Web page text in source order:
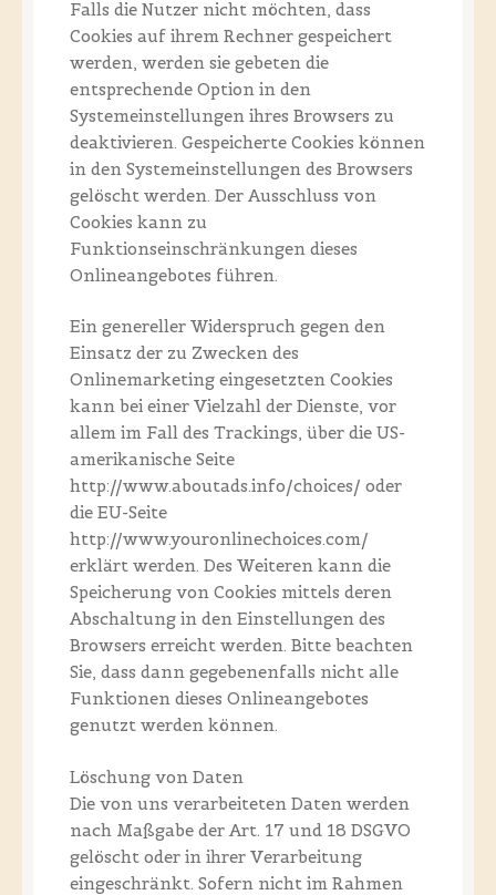
Falls die Nutzer nicht möchten, dass
Cookies auf ihrem Rechner gespeichert
werden, werden sie gebeten die
entsprechende Option in den
Systemeinstellungen ihres Browsers zu
deaktivieren. Gespeicherte Cookies können
in den Systemeinstellungen des Browsers
gelöscht werden. Der Ausschluss von
Cookies kann zu
Funktionseinschränkungen dieses
Onlineangebotes führen.
Ein genereller Widerspruch gegen den
Einsatz der zu Zwecken des
Onlinemarketing eingesetzten Cookies
kann bei einer Vielzahl der Dienste, vor
allem im Fall des Trackings, über die US-
amerikanische Seite
http://www.aboutads.info/choices/ oder
die EU-Seite
http://www.youronlinechoices.com/
erklärt werden. Des Weiteren kann die
Speicherung von Cookies mittels deren
Abschaltung in den Einstellungen des
Browsers erreicht werden. Bitte beachten
Sie, dass dann gegebenenfalls nicht alle
Funktionen dieses Onlineangebotes
genutzt werden können.
Löschung von Daten
Die von uns verarbeiteten Daten werden
nach Maßgabe der Art. 17 und 18 DSGVO
gelöscht oder in ihrer Verarbeitung
eingeschränkt. Sofern nicht im Rahmen